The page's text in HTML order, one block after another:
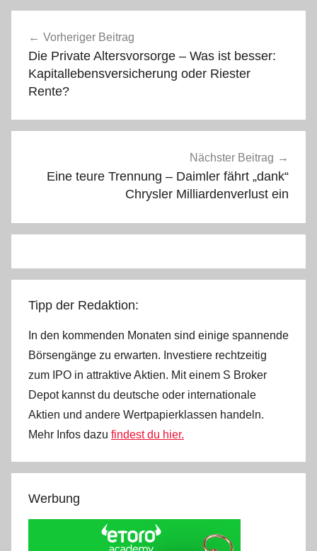
Vorheriger Beitrag
Die Private Altersvorsorge – Was ist besser:
Kapitallebensversicherung oder Riester
Rente?
Nächster Beitrag
Eine teure Trennung – Daimler fährt „dank“
Chrysler Milliardenverlust ein
Tipp der Redaktion:
In den kommenden Monaten sind einige spannende
Börsengänge zu erwarten. Investiere rechtzeitig
zum IPO in attraktive Aktien. Mit einem S Broker
Depot kannst du deutsche oder internationale
Aktien und andere Wertpapierklassen handeln.
Mehr Infos dazu findest du hier.
Werbung